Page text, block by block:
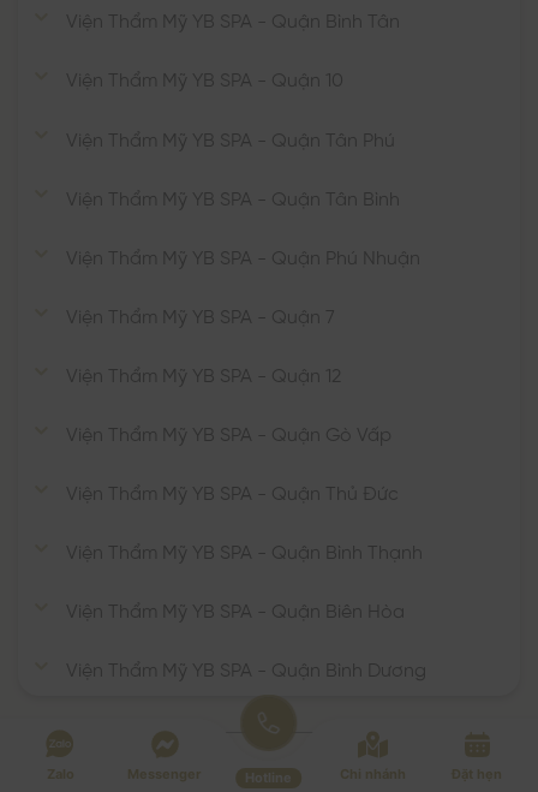
Viện Thẩm Mỹ YB SPA - Quận Bình Tân
Viện Thẩm Mỹ YB SPA - Quận 10
Viện Thẩm Mỹ YB SPA - Quận Tân Phú
Viện Thẩm Mỹ YB SPA - Quận Tân Bình
Viện Thẩm Mỹ YB SPA - Quận Phú Nhuận
Viện Thẩm Mỹ YB SPA - Quận 7
Viện Thẩm Mỹ YB SPA - Quận 12
Viện Thẩm Mỹ YB SPA - Quận Gò Vấp
Viện Thẩm Mỹ YB SPA - Quận Thủ Đức
Viện Thẩm Mỹ YB SPA - Quận Bình Thạnh
Viện Thẩm Mỹ YB SPA - Quận Biên Hòa
Viện Thẩm Mỹ YB SPA - Quận Bình Dương
Copyright © YBSPa.vn
Zalo Messenger Hotline Chi nhánh Đặt hẹn